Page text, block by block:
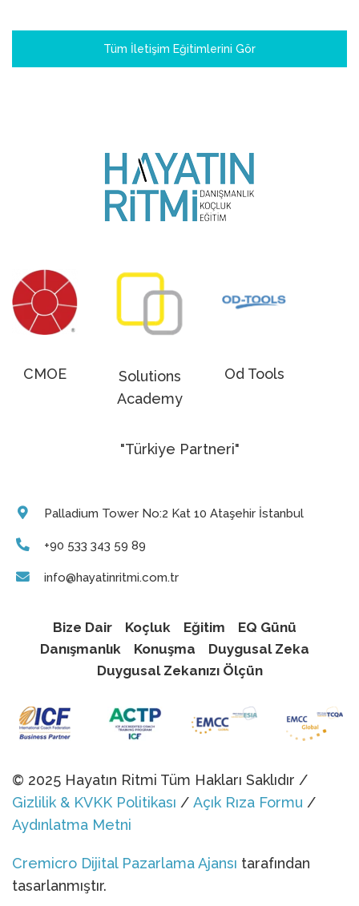
Tüm İletişim Eğitimlerini Gör
CMOE
Solutions
Academy
Od Tools
"Türkiye Partneri"
Palladium Tower No:2 Kat 10 Ataşehir İstanbul
+90 533 343 59 89
info@hayatinritmi.com.tr
Bize Dair Koçluk Eğitim
EQ Günü
Danışmanlık
Konuşma
Duygusal Zeka
Duygusal Zekanızı Ölçün
© 2025 Hayatın Ritmi Tüm Hakları Saklıdır /
Gizlilik & KVKK Politikası / Açık Rıza Formu /
Aydınlatma Metni
Cremicro Dijital Pazarlama Ajansı tarafından
tasarlanmıştır.